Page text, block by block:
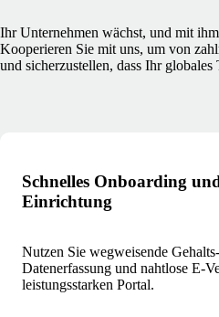
Ihr Unternehmen wächst, und mit
Kooperieren Sie mit uns, um von
und sicherzustellen, dass Ihr
Schnelles Onboarding
Einrichtung
Nutzen Sie wegweisende
Datenerfassung und nahtlose E-
leistungsstarken Portal.